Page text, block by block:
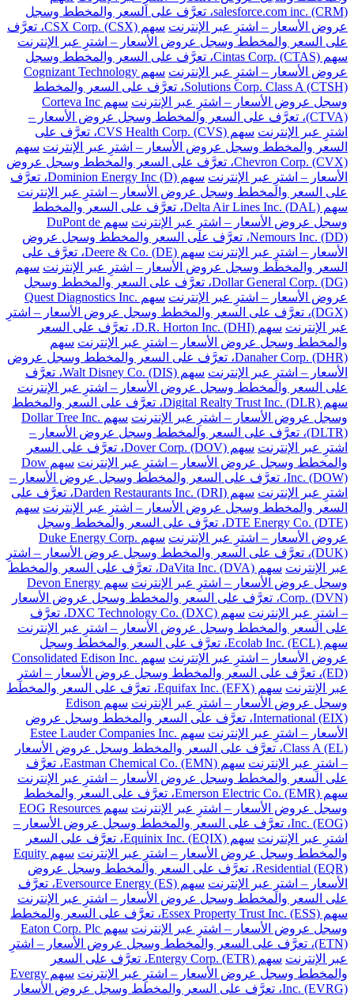
salesforce.com inc. (CRM)، تعرَّف على السعر والمخطط وسجل
عروض الأسعار – اشترِ عبر الإنترنت
سهم CSX Corp. (CSX)، تعرَّف
على السعر والمخطط وسجل عروض الأسعار – اشترِ عبر الإنترنت
سهم Cintas Corp. (CTAS)، تعرَّف على السعر والمخطط وسجل
عروض الأسعار – اشترِ عبر الإنترنت
سهم Cognizant Technology
Solutions Corp. Class A (CTSH)، تعرَّف على السعر والمخطط
وسجل عروض الأسعار – اشترِ عبر الإنترنت
سهم Corteva Inc
(CTVA)، تعرَّف على السعر والمخطط وسجل عروض الأسعار –
اشترِ عبر الإنترنت
سهم CVS Health Corp. (CVS)، تعرَّف على
السعر والمخطط وسجل عروض الأسعار – اشترِ عبر الإنترنت سهم
Chevron Corp. (CVX)، تعرَّف على السعر والمخطط وسجل عروض
الأسعار – اشترِ عبر الإنترنت
سهم Dominion Energy Inc (D)، تعرَّف
على السعر والمخطط وسجل عروض الأسعار – اشترِ عبر الإنترنت
سهم Delta Air Lines Inc. (DAL)، تعرَّف على السعر والمخطط
وسجل عروض الأسعار – اشترِ عبر الإنترنت
سهم DuPont de
Nemours Inc. (DD)، تعرَّف على السعر والمخطط وسجل عروض
الأسعار – اشترِ عبر الإنترنت
سهم Deere & Co. (DE)، تعرَّف على
السعر والمخطط وسجل عروض الأسعار – اشترِ عبر الإنترنت سهم
Dollar General Corp. (DG)، تعرَّف على السعر والمخطط وسجل
عروض الأسعار – اشترِ عبر الإنترنت
سهم Quest Diagnostics Inc.
(DGX)، تعرَّف على السعر والمخطط وسجل عروض الأسعار – اشترِ
عبر الإنترنت
سهم D.R. Horton Inc. (DHI)، تعرَّف على السعر
والمخطط وسجل عروض الأسعار – اشترِ عبر الإنترنت سهم
Danaher Corp. (DHR)، تعرَّف على السعر والمخطط وسجل عروض
الأسعار – اشترِ عبر الإنترنت
سهم Walt Disney Co. (DIS)، تعرَّف
على السعر والمخطط وسجل عروض الأسعار – اشترِ عبر الإنترنت
سهم Digital Realty Trust Inc. (DLR)، تعرَّف على السعر والمخطط
وسجل عروض الأسعار – اشترِ عبر الإنترنت
سهم Dollar Tree Inc.
(DLTR)، تعرَّف على السعر والمخطط وسجل عروض الأسعار –
اشترِ عبر الإنترنت
سهم Dover Corp. (DOV)، تعرَّف على السعر
والمخطط وسجل عروض الأسعار – اشترِ عبر الإنترنت
سهم Dow
Inc. (DOW)، تعرَّف على السعر والمخطط وسجل عروض الأسعار –
اشترِ عبر الإنترنت
سهم Darden Restaurants Inc. (DRI)، تعرَّف على
السعر والمخطط وسجل عروض الأسعار – اشترِ عبر الإنترنت سهم
DTE Energy Co. (DTE)، تعرَّف على السعر والمخطط وسجل
عروض الأسعار – اشترِ عبر الإنترنت
سهم Duke Energy Corp.
(DUK)، تعرَّف على السعر والمخطط وسجل عروض الأسعار – اشترِ
عبر الإنترنت
سهم DaVita Inc. (DVA)، تعرَّف على السعر والمخطط
وسجل عروض الأسعار – اشترِ عبر الإنترنت
سهم Devon Energy
Corp. (DVN)، تعرَّف على السعر والمخطط وسجل عروض الأسعار
– اشترِ عبر الإنترنت
سهم DXC Technology Co. (DXC)، تعرَّف
على السعر والمخطط وسجل عروض الأسعار – اشترِ عبر الإنترنت
سهم Ecolab Inc. (ECL)، تعرَّف على السعر والمخطط وسجل
عروض الأسعار – اشترِ عبر الإنترنت
سهم Consolidated Edison Inc.
(ED)، تعرَّف على السعر والمخطط وسجل عروض الأسعار – اشترِ
عبر الإنترنت
سهم Equifax Inc. (EFX)، تعرَّف على السعر والمخطط
وسجل عروض الأسعار – اشترِ عبر الإنترنت
سهم Edison
International (EIX)، تعرَّف على السعر والمخطط وسجل عروض
الأسعار – اشترِ عبر الإنترنت
سهم Estee Lauder Companies Inc.
Class A (EL)، تعرَّف على السعر والمخطط وسجل عروض الأسعار
– اشترِ عبر الإنترنت
سهم Eastman Chemical Co. (EMN)، تعرَّف
على السعر والمخطط وسجل عروض الأسعار – اشترِ عبر الإنترنت
سهم Emerson Electric Co. (EMR)، تعرَّف على السعر والمخطط
وسجل عروض الأسعار – اشترِ عبر الإنترنت
سهم EOG Resources
Inc. (EOG)، تعرَّف على السعر والمخطط وسجل عروض الأسعار –
اشترِ عبر الإنترنت
سهم Equinix Inc. (EQIX)، تعرَّف على السعر
والمخطط وسجل عروض الأسعار – اشترِ عبر الإنترنت
سهم Equity
Residential (EQR)، تعرَّف على السعر والمخطط وسجل عروض
الأسعار – اشترِ عبر الإنترنت
سهم Eversource Energy (ES)، تعرَّف
على السعر والمخطط وسجل عروض الأسعار – اشترِ عبر الإنترنت
سهم Essex Property Trust Inc. (ESS)، تعرَّف على السعر والمخطط
وسجل عروض الأسعار – اشترِ عبر الإنترنت
سهم Eaton Corp. Plc
(ETN)، تعرَّف على السعر والمخطط وسجل عروض الأسعار – اشترِ
عبر الإنترنت
سهم Entergy Corp. (ETR)، تعرَّف على السعر
والمخطط وسجل عروض الأسعار – اشترِ عبر الإنترنت
سهم Evergy
Inc. (EVRG)، تعرَّف على السعر والمخطط وسجل عروض الأسعار